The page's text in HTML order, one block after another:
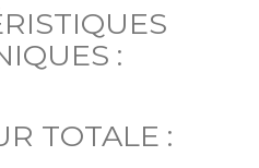
:
TOTALE :